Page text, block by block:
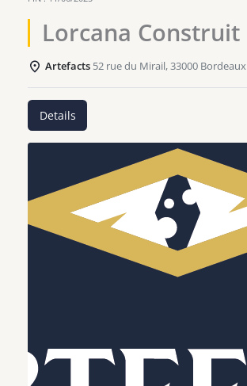
Lorcana Construit
Artefacts 52 rue du Mirail, 33000 Bordeaux
Details